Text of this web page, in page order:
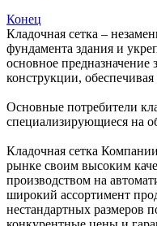
Конец
Кладочная сетка –
фундамента здания и
основное предназначение
конструкции,
Основные потребители
специализирующиеся на
Кладочная сетка
рынке своим высоким
производством на
широкий ассортимент
нестандартных размеров